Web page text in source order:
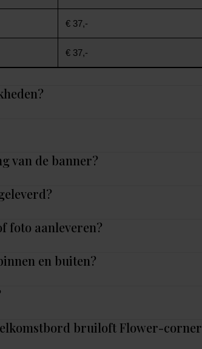
€ 37,-
€ 37,-
van de banner?
foto aanleveren?
en buiten?
bruiloft Flower-corner